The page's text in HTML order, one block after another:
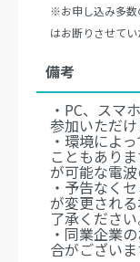
※お申し込み多数
はお断りさせて
備考
・PC、スマ
参加いただけ
・環境によ
こともあり
が可能な電波
・予告なく
が変更され
了承ください
・同業企業
合がございま